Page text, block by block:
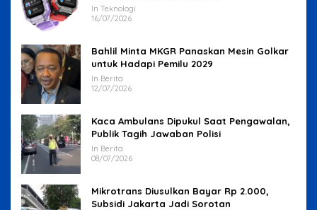
In Teknologi
16/07/2026
Bahlil Minta MKGR Panaskan Mesin Golkar
untuk Hadapi Pemilu 2029
In Berita
12/07/2026
Kaca Ambulans Dipukul Saat Pengawalan,
Publik Tagih Jawaban Polisi
In Berita
08/07/2026
Mikrotrans Diusulkan Bayar Rp 2.000,
Subsidi Jakarta Jadi Sorotan